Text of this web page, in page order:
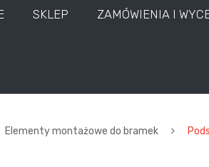
SKLEP ZAMÓWIENIA I
Elementy montażowe do bramek